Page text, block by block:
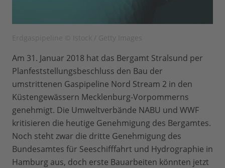
Am 31. Januar 2018 hat das Bergamt Stralsund per
Planfeststellungsbeschluss den Bau der
umstrittenen Gaspipeline Nord Stream 2 in den
Küstengewässern Mecklenburg-Vorpommerns
genehmigt. Die Umweltverbände NABU und WWF
kritisieren die heutige Genehmigung des Bergamtes.
Noch steht zwar die dritte Genehmigung des
Bundesamtes für Seeschifffahrt und Hydrographie in
Hamburg aus, doch erste Bauarbeiten könnten jetzt